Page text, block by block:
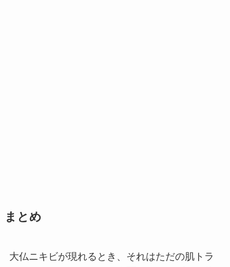
まとめ
大仏ニキビが現れるとき、それはただの肌トラ